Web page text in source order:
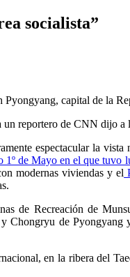
socialista”
Pyongyang, capital de la
reportero de CNN dijo a
espectacular la
1º de Mayo en el que tuvo
modernas viviendas y el
de Recreación de
de Pyongyang
en la ribera del